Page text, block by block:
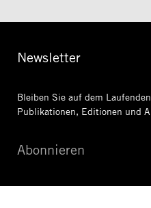
Newsletter
Bleiben Sie auf dem
Publikationen, Editionen und
Abonnieren